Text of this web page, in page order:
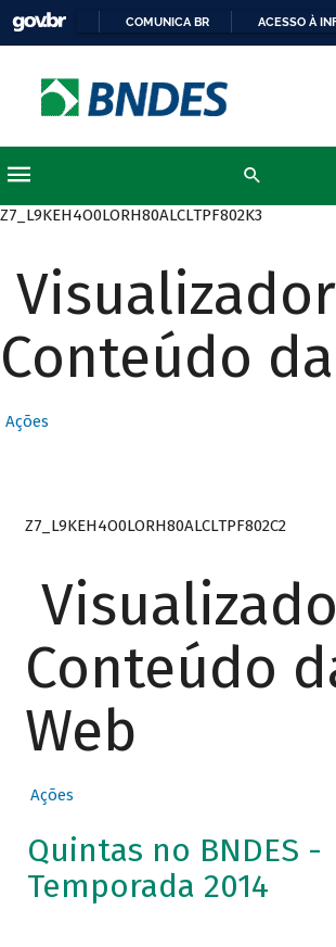
COMUNICA BR ACESSO À
Z7_L9KEH4O0LORH80ALCLTPF802K3
Conteúdo
Ações
Z7_L9KEH4O0LORH80ALCLTPF802C2
Conteúdo
Web
Ações
Quintas no BNDES -
Temporada 2014